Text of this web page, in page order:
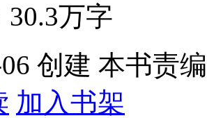
30.3万字
创建 本书责
加入书架